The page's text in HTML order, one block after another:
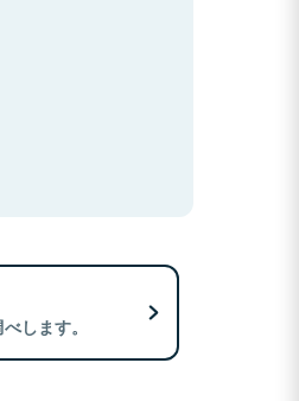
します。